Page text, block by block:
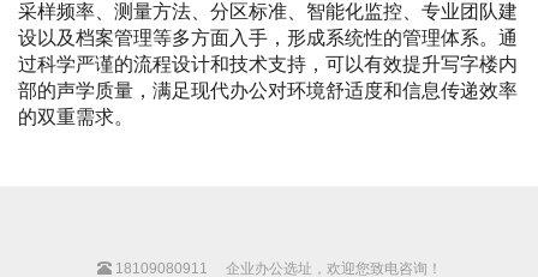
采样频率、测量方法、分区标准、智能化监控、专业团队建
设以及档案管理等多方面入手，形成系统性的管理体系。通
过科学严谨的流程设计和技术支持，可以有效提升写字楼内
部的声学质量，满足现代办公对环境舒适度和信息传递效率
的双重需求。
18109080911 企业办公选址，欢迎您致电咨询！